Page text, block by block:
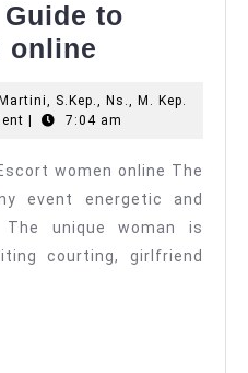
to
online
Guide
Escort
women
online
S.Kep., Ns., M. Kep.
| 7:04 am
women online The
event energetic and
unique woman is
courting, girlfriend